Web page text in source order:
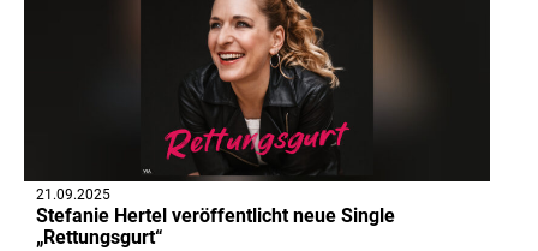
21.09.2025
Stefanie Hertel veröffentlicht neue Single
„Rettungsgurt“